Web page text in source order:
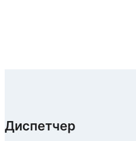
Диспетчер